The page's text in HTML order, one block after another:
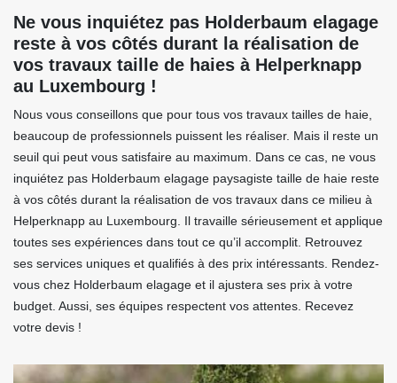
Ne vous inquiétez pas Holderbaum elagage
reste à vos côtés durant la réalisation de
vos travaux taille de haies à Helperknapp
au Luxembourg !
Nous vous conseillons que pour tous vos travaux tailles de haie,
beaucoup de professionnels puissent les réaliser. Mais il reste un
seuil qui peut vous satisfaire au maximum. Dans ce cas, ne vous
inquiétez pas Holderbaum elagage paysagiste taille de haie reste
à vos côtés durant la réalisation de vos travaux dans ce milieu à
Helperknapp au Luxembourg. Il travaille sérieusement et applique
toutes ses expériences dans tout ce qu’il accomplit. Retrouvez
ses services uniques et qualifiés à des prix intéressants. Rendez-
vous chez Holderbaum elagage et il ajustera ses prix à votre
budget. Aussi, ses équipes respectent vos attentes. Recevez
votre devis !